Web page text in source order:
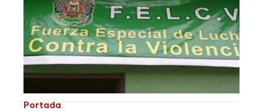
Portada